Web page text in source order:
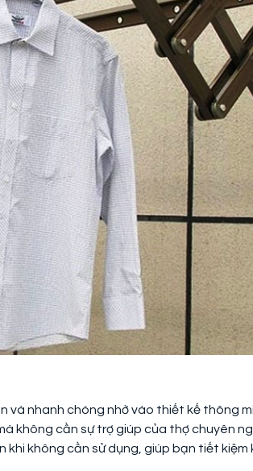
và nhanh chóng nhờ vào thiết kế thông
không cần sự trợ giúp của thợ chuyên
không cần sử dụng, giúp bạn tiết kiệm